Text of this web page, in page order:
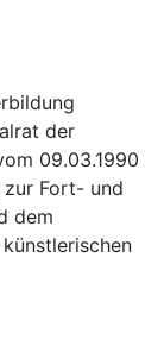
der
09.03.1990
Fort- und
dem